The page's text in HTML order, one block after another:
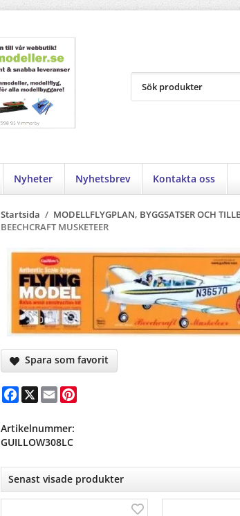
Nyheter Nyhetsbrev Kontakta oss
Startsida / MODELLFLYGPLAN, BYGGSATSER OCH
BEECHCRAFT MUSKETEER
Spara som favorit
Facebook
X Email
Artikelnummer:
GUILLOW308LC
Senast visade produkter